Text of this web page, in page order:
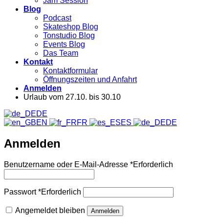
Blog
Podcast
Skateshop Blog
Tonstudio Blog
Events Blog
Das Team
Kontakt
Kontaktformular
Öffnungszeiten und Anfahrt
Anmelden
Urlaub vom 27.10. bis 30.10
DE
EN
FR ES DE
Anmelden
Benutzername oder E-Mail-Adresse *Erforderlich
Passwort*Erforderlich
Angemeldet bleiben Anmelden